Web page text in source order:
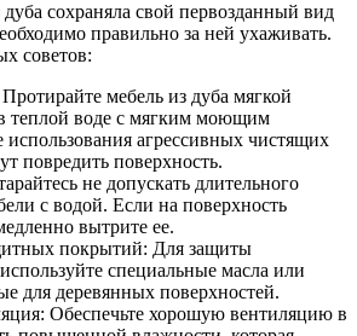
сохраняла свой первозданный вид
правильно за ней ухаживать.
советов:
мебель из дуба мягкой
теплой воде с мягким моющим
использования агрессивных чистящих
повредить поверхность.
не допускать длительного
с водой. Если на поверхность
вытрите ее.
покрытий: Для защиты
специальные масла или
для деревянных поверхностей.
Обеспечьте хорошую вентиляцию в